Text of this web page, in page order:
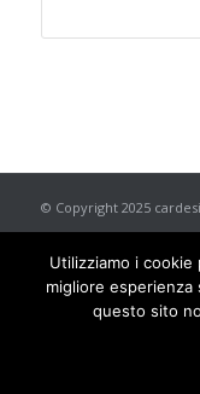
© Copyright 2025
Sociale € 50.000 i.v. -
Utilizziamo i
migliore
questo sito